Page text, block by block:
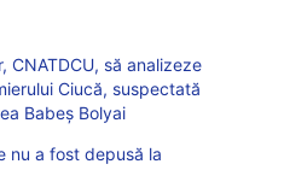
CNATDCU, să analizeze
Ciucă, suspectată
Babeș Bolyai
nu a fost depusă la